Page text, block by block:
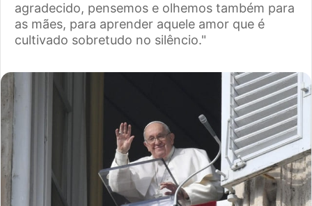
agradecido, pensemos e olhemos também para
as mães, para aprender aquele amor que é
cultivado sobretudo no silêncio."